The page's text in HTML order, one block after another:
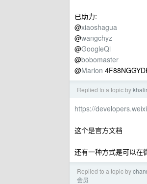
已助力:
@xiaoshagua
@wangchyz
@GoogleQi
@bobomaster
@Marlon
Replied to a topic by
https://
这个是官方文档
还有一种方式是可以在
Replied to a topic by
会员